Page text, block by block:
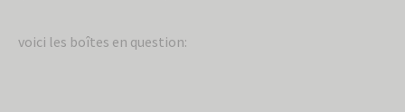
voici les boîtes en question: